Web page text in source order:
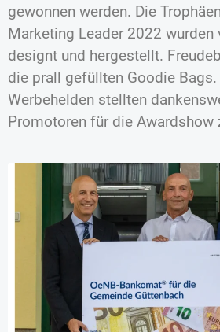
gewonnen werden. Die
Marketing Leader 2022 wurden
designt und hergestellt.
die prall gefüllten Goodie Bags.
Werbehelden stellten
Promotoren für die Awardshow